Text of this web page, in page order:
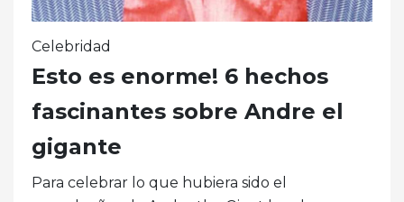
Celebridad
Esto es enorme! 6 hechos
fascinantes sobre Andre el
gigante
Para celebrar lo que hubiera sido el